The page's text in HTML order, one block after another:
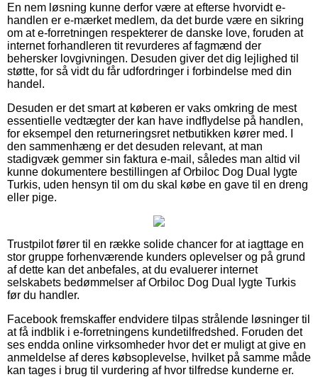
En nem løsning kunne derfor være at efterse hvorvidt e-
handlen er e-mærket medlem, da det burde være en sikring
om at e-forretningen respekterer de danske love, foruden at
internet forhandleren tit revurderes af fagmænd der
behersker lovgivningen. Desuden giver det dig lejlighed til
støtte, for så vidt du får udfordringer i forbindelse med din
handel.
Desuden er det smart at køberen er vaks omkring de mest
essentielle vedtægter der kan have indflydelse på handlen,
for eksempel den returneringsret netbutikken kører med. I
den sammenhæng er det desuden relevant, at man
stadigvæk gemmer sin faktura e-mail, således man altid vil
kunne dokumentere bestillingen af Orbiloc Dog Dual lygte
Turkis, uden hensyn til om du skal købe en gave til en dreng
eller pige.
Trustpilot fører til en række solide chancer for at iagttage en
stor gruppe forhenværende kunders oplevelser og på grund
af dette kan det anbefales, at du evaluerer internet
selskabets bedømmelser af Orbiloc Dog Dual lygte Turkis
før du handler.
Facebook fremskaffer endvidere tilpas strålende løsninger til
at få indblik i e-forretningens kundetilfredshed. Foruden det
ses endda online virksomheder hvor det er muligt at give en
anmeldelse af deres købsoplevelse, hvilket på samme måde
kan tages i brug til vurdering af hvor tilfredse kunderne er.